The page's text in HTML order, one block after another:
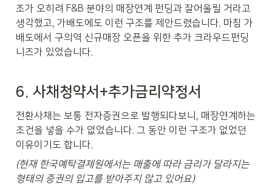
조가 오히려 F&B 분야의 매장연계 펀딩과 잘어울릴 거라고
생각했고, 가배도에도 이런 구조를 제안드렸습니다. 마침 가
배도에서 구의역 신규매장 오픈을 위한 추가 크라우드펀딩
니즈가 있었습니다.
6. 사채청약서+추가금리약정서
전환사채는 보통 전자증권으로 발행되다보니, 매장연계하는
조건을 넣을 수가 없었습니다. 그 동안 이런 구조가 없었던
이유이기도 합니다.
(현재 한국예탁결제원에서는 매출에 따라 금리가 달라지는
형태의 증권의 입고를 받아주지 않고 있어요)